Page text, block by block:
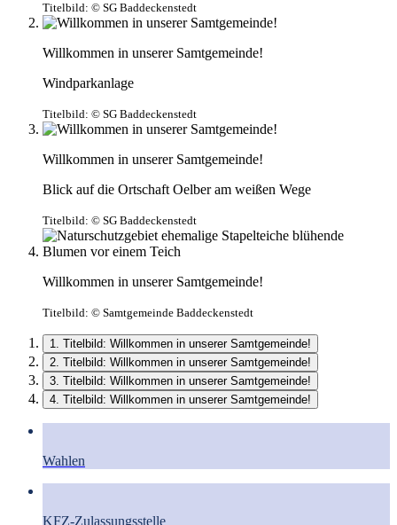
Titelbild: © SG Baddeckenstedt
Willkommen in unserer Samtgemeinde!
Windparkanlage
Titelbild: © SG Baddeckenstedt
Willkommen in unserer Samtgemeinde!
Blick auf die Ortschaft Oelber am weißen Wege
Titelbild: © SG Baddeckenstedt
Willkommen in unserer Samtgemeinde!
Titelbild: © Samtgemeinde Baddeckenstedt
1. Titelbild: Willkommen in unserer Samtgemeinde!
2. Titelbild: Willkommen in unserer Samtgemeinde!
3. Titelbild: Willkommen in unserer Samtgemeinde!
4. Titelbild: Willkommen in unserer Samtgemeinde!
Wahlen
KFZ-Zulassungsstelle